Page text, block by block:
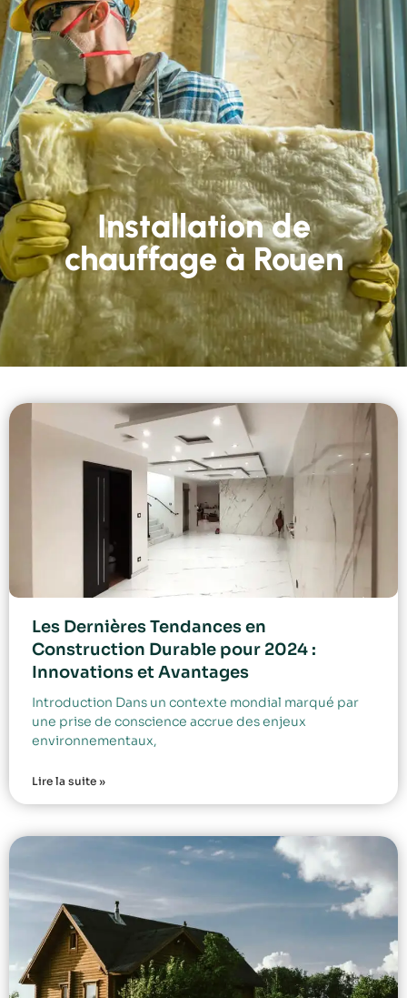
Installation de
chauffage à Rouen
Les Dernières Tendances en
Construction Durable pour 2024 :
Innovations et Avantages
Introduction Dans un contexte mondial marqué par
une prise de conscience accrue des enjeux
environnementaux,
Lire la suite »